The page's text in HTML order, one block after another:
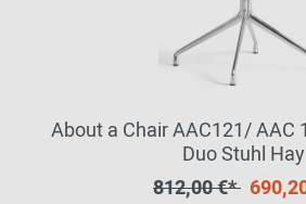
About a Chair AAC121/ AAC
Duo Stuhl Hay
812,00 €*